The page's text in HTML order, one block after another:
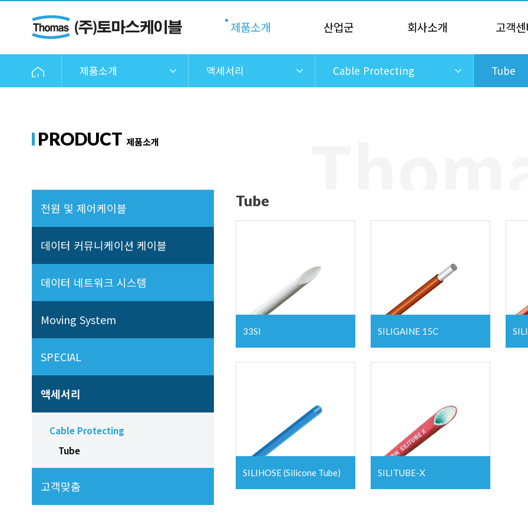
제품소개 산업군 회사소개 고객
제품소개 액세서리 Cable Protecting Tube
PRODUCT 제품소개
전원 및 제어케이블
데이터 커뮤니케이션 케이블
데이터 네트워크 시스템
Moving System
SPECIAL
액세서리
Cable Protecting
Tube
고객맞춤
Tube
33SI SILIGAINE 15C
SILIHOSE (Silicone Tube) SILITUBE-X